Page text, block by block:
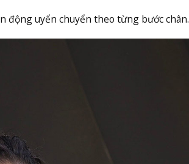
động uyển chuyển theo từng bước chân.